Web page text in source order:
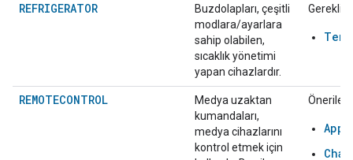
REFRIGERATOR
Buzdolapları, çeşitli
modlara/ayarlara
sahip olabilen,
sıcaklık yönetimi
yapan cihazlardır.
Gerekli:
REMOTECONTROL
Medya uzaktan
kumandaları,
medya cihazlarını
kontrol etmek için
Önerilen: